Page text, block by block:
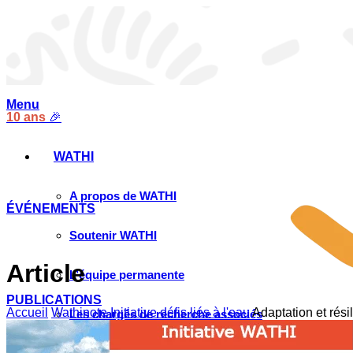
10 ans 🎉
ÉVÉNEMENTS
PUBLICATIONS
Menu
WATHI
A propos de WATHI
Soutenir WATHI
L’équipe permanente
Les chargés de recherche associés
Article
Accueil Wathinote Initiative défis liés à l'eauAdaptation et